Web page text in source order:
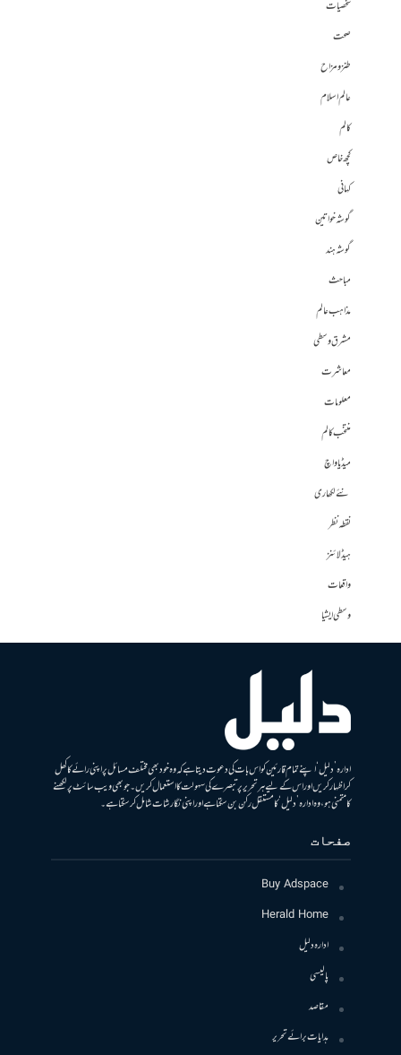
شخصیات
صحت
طنز و مزاح
عالم اسلام
کالم
کچھ خاص
کہانی
گوشہ خواتین
گوشہ ہند
مباحث
مذاہب عالم
مشرق وسطی
معاشرت
معلومات
منتخب کالم
میڈیا واچ
نئے لکھاری
نقطہ نظر
ہیڈلائنز
واقعات
وسطی ایشیا
ادارہ ’دلیل‘ اپنے تمام قارئین کو اس بات کی دعوت دیتا ہے کہ وہ خود بھی مختلف مسائل پر اپنی رائے کا کھل
کر اظہار کریں اور اس کے لیے ہر تحریر پر تبصرے کی سہولت کا استعمال کریں۔ جو بھی ویب سائٹ پر لکھنے
کا متمنی ہو، وہ ادارہ ’دلیل‘ کا مستقل رکن بن سکتا ہے اور اپنی نگارشات شامل کرسکتا ہے۔
صفحات
Buy Adspace
Herald Home
ادارہ دلیل
پالیسی
مقاصد
ہدایات برائے تحریر